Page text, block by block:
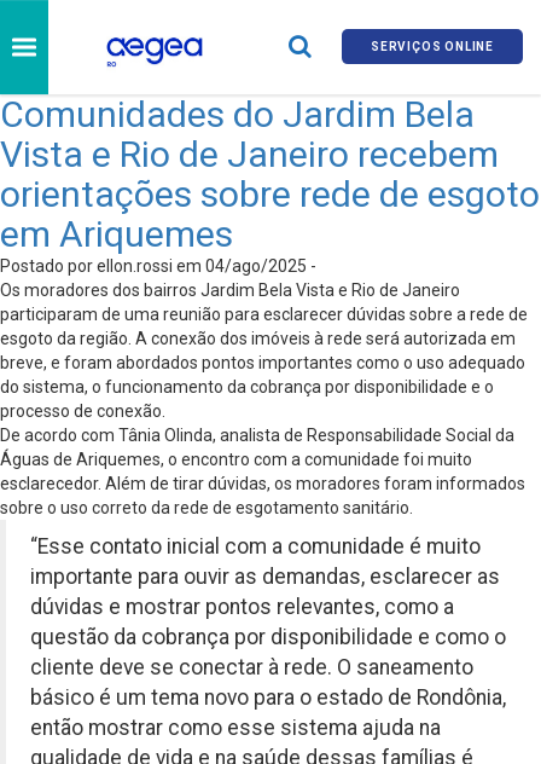
SERVIÇOS ONLINE
Comunidades do Jardim Bela
Vista e Rio de Janeiro recebem
orientações sobre rede de esgoto
em Ariquemes
Postado por ellon.rossi em 04/ago/2025 -
Os moradores dos bairros Jardim Bela Vista e Rio de Janeiro
participaram de uma reunião para esclarecer dúvidas sobre a rede de
esgoto da região. A conexão dos imóveis à rede será autorizada em
breve, e foram abordados pontos importantes como o uso adequado
do sistema, o funcionamento da cobrança por disponibilidade e o
processo de conexão.
De acordo com Tânia Olinda, analista de Responsabilidade Social da
Águas de Ariquemes, o encontro com a comunidade foi muito
esclarecedor. Além de tirar dúvidas, os moradores foram informados
sobre o uso correto da rede de esgotamento sanitário.
“Esse contato inicial com a comunidade é muito
importante para ouvir as demandas, esclarecer as
dúvidas e mostrar pontos relevantes, como a
questão da cobrança por disponibilidade e como o
cliente deve se conectar à rede. O saneamento
básico é um tema novo para o estado de Rondônia,
então mostrar como esse sistema ajuda na
qualidade de vida e na saúde dessas famílias é